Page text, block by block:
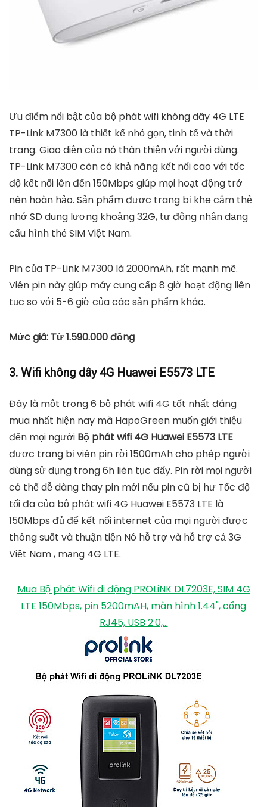
Ưu điểm nổi bật của bộ phát wifi không dây 4G LTE
TP-Link M7300 là thiết kế nhỏ gọn, tinh tế và thời
trang. Giao diện của nó thân thiện với người dùng.
TP-Link M7300 còn có khả năng kết nối cao với tốc
độ kết nối lên đến 150Mbps giúp mọi hoạt động trở
nên hoàn hảo. Sản phẩm được trang bị khe cắm thẻ
nhớ SD dung lượng khoảng 32G, tự động nhận dạng
cấu hình thẻ SIM Việt Nam.
Pin của TP-Link M7300 là 2000mAh, rất mạnh mẽ.
Viên pin này giúp máy cung cấp 8 giờ hoạt động liên
tục so với 5-6 giờ của các sản phẩm khác.
Mức giá: Từ 1.590.000 đồng
3. Wifi không dây 4G Huawei E5573 LTE
Đây là một trong 6 bộ phát wifi 4G tốt nhất đáng
mua nhất hiện nay mà HapoGreen muốn giới thiệu
đến mọi người Bộ phát wifi 4G Huawei E5573 LTE
được trang bị viên pin rời 1500mAh cho phép người
dùng sử dụng trong 6h liên tục đấy. Pin rời mọi người
có thể dễ dàng thay pin mới nếu pin cũ bị hư Tốc độ
tối đa của bộ phát wifi 4G Huawei E5573 LTE là
150Mbps đủ để kết nối internet của mọi người được
thông suốt và thuận tiện Nó hỗ trợ và hỗ trợ cả 3G
Việt Nam , mạng 4G LTE.
Mua Bộ phát Wifi di động PROLiNK DL7203E, SIM 4G
LTE 150Mbps, pin 5200mAH, màn hình 1.44", cổng
RJ45, USB 2.0,...